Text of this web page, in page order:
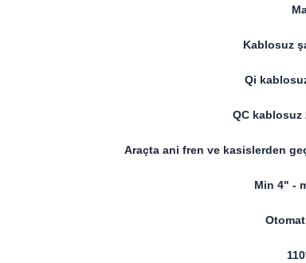
Kablosuz
Qi
QC
Araçta ani fren ve kasislerden
Min 4" -